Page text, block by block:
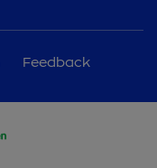
Feedback